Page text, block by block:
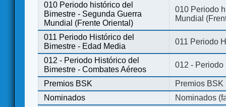
010 Periodo histórico del
Bimestre - Segunda Guerra
Mundial (Frente Oriental)
010 Periodo
Mundial
011 Periodo Histórico del
Bimestre - Edad Media
011 Periodo
012 - Periodo Histórico del
Bimestre - Combates Aéreos
012 - Periodo
Premios BSK
Premios BSK
Nominados
Nominados